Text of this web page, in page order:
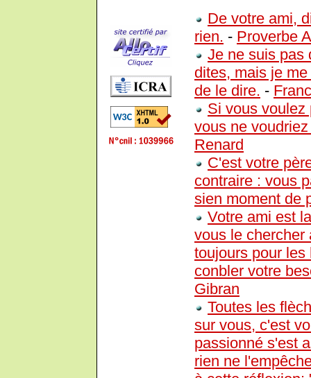
De votre ami,
rien. - Proverbe
Je ne suis pas
dites, mais je
de le dire. -
Si vous voulez
vous ne
Renard
C'est votre
contraire : vous
sien moment de
Votre ami est
vous le chercher
toujours pour
conbler votre
Gibran
Toutes les
sur vous, c'est
passionné s'est
rien ne